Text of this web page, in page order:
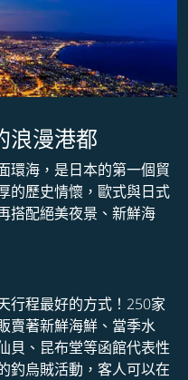
浪漫港都
環海，是日本的第一個貿
的歷史情懷，歐式與日式
搭配絕美夜景、新鮮海
行程最好的方式！250家
賣著新鮮海鮮、當季水
貝、昆布堂等函館代表性
釣烏賊活動，客人可以在